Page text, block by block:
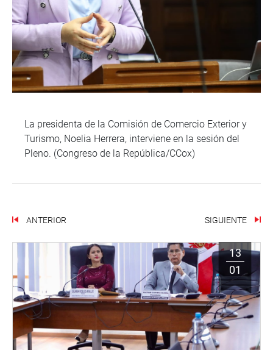
La presidenta de la Comisión de Comercio Exterior y
Turismo, Noelia Herrera, interviene en la sesión del
Pleno. (Congreso de la República/CCox)
ANTERIOR SIGUIENTE
13
01